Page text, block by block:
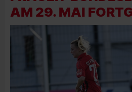
AM 29. MAI